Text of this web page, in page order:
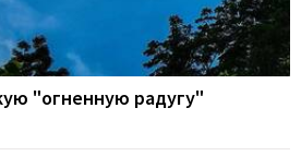
"огненную радугу"